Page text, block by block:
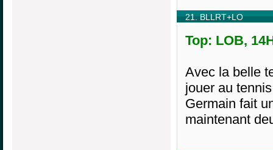
21. BLLRT+LO
Top: LOB,
Avec la belle
jouer au
Germain fait
maintenant